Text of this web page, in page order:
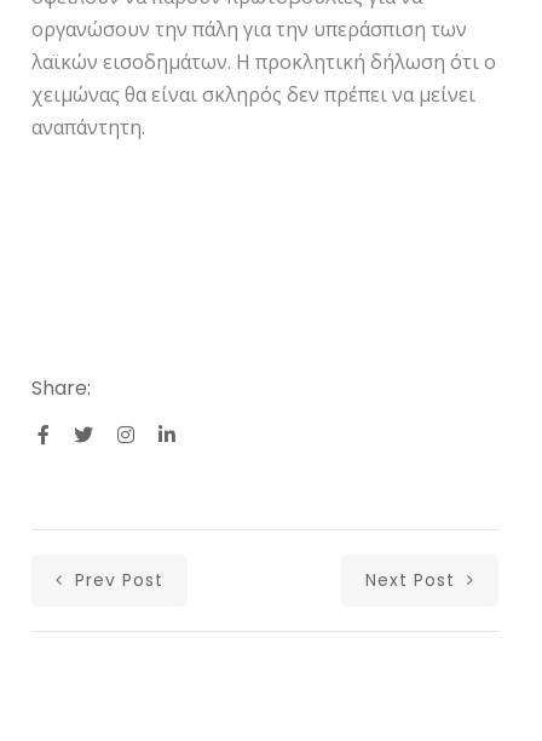
οργανώσουν την πάλη για την υπεράσπιση των
λαϊκών εισοδημάτων. Η προκλητική δήλωση ότι ο
χειμώνας θα είναι σκληρός δεν πρέπει να μείνει
αναπάντητη.
Share:
Prev Post Next Post